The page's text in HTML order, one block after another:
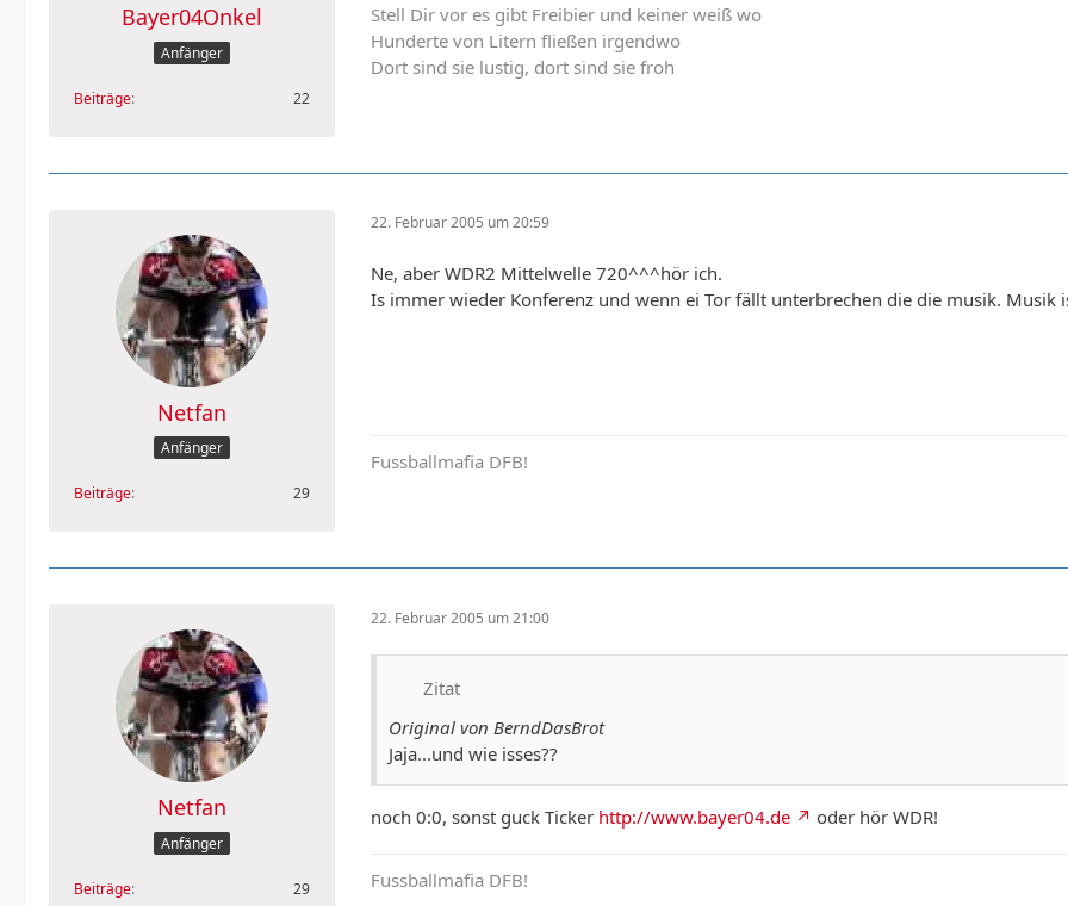
Bayer04Onkel
Anfänger
Beiträge 22
Stell Dir vor es gibt Freibier und keiner weiß wo
Hunderte von Litern fließen irgendwo
Dort sind sie lustig, dort sind sie froh
Netfan
Anfänger
Beiträge 29
22. Februar 2005 um 20:59
Ne, aber WDR2 Mittelwelle 720^^^hör ich.
Is immer wieder Konferenz und wenn ei Tor fällt unterbrechen die die musik. Musik
Fussballmafia DFB!
Netfan
Anfänger
Beiträge 29
22. Februar 2005 um 21:00
Zitat
Original von BerndDasBrot
Jaja...und wie isses??
noch 0:0, sonst guck Ticker http://www.bayer04.de oder hör WDR!
Fussballmafia DFB!